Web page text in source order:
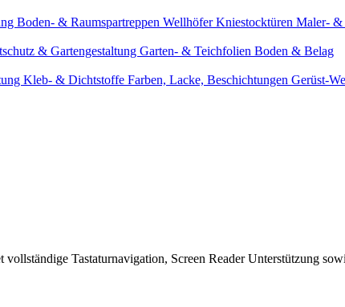
Boden- & Raumspartreppen Wellhöfer Kniestocktüren Maler- &
& Gartengestaltung Garten- & Teichfolien Boden & Belag
Kleb- & Dichtstoffe Farben, Lacke, Beschichtungen Gerüst-
vollständige Tastaturnavigation, Screen Reader Unterstützung